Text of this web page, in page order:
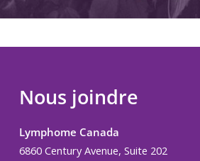
Nous joindre
Lymphome Canada
6860 Century Avenue, Suite 202